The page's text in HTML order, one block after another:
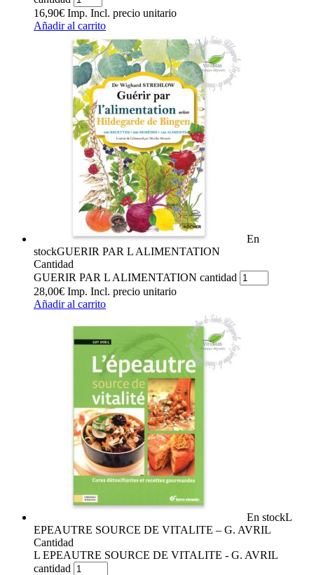
16,90€ Imp. Incl. precio unitario
Añadir al carrito
En
stockGUERIR PAR L ALIMENTATION
Cantidad
GUERIR PAR L ALIMENTATION cantidad
28,00€ Imp. Incl. precio unitario
Añadir al carrito
En stockL
EPEAUTRE SOURCE DE VITALITE – G. AVRIL
Cantidad
L EPEAUTRE SOURCE DE VITALITE - G. AVRIL
cantidad